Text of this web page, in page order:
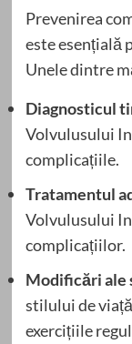
Prevenirea
este esențială
Unele dintre
Diagnosticul
Volvulusului
complicațiile.
Tratamentul
Volvulusului
complicațiilor.
Modificări ale
stilului de
exercițiile